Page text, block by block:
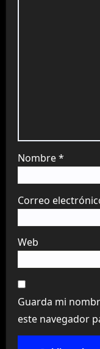
Nombre*
Correo
Web
Guarda mi
este navegador